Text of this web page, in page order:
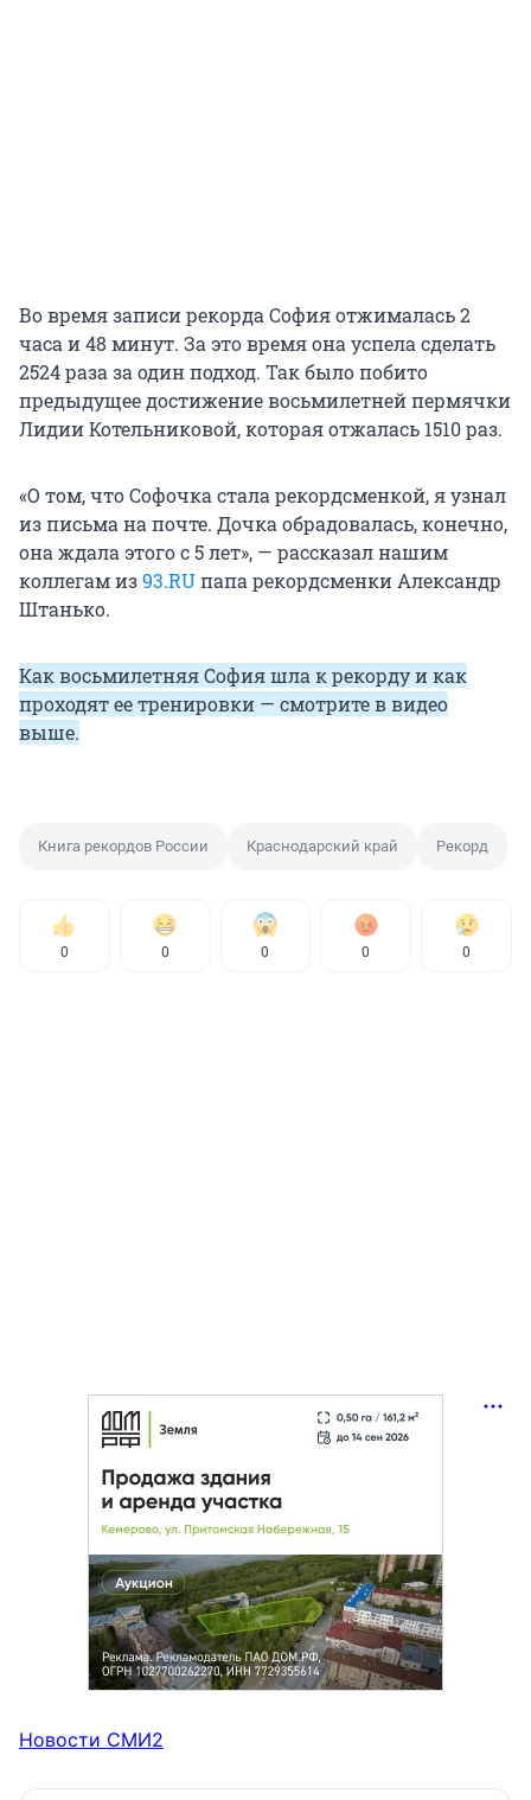
Во время записи рекорда София отжималась 2
часа и 48 минут. За это время она успела сделать
2524 раза за один подход. Так было побито
предыдущее достижение восьмилетней пермячки
Лидии Котельниковой, которая отжалась 1510 раз.
«О том, что Софочка стала рекордсменкой, я узнал
из письма на почте. Дочка обрадовалась, конечно,
она ждала этого с 5 лет», — рассказал нашим
коллегам из93.RUпапа рекордсменки Александр
Штанько.
Как восьмилетняя София шла к рекорду и как
проходят ее тренировки — смотрите в видео
выше.
Книга рекордов России Краснодарский край Рекорд
0 0 0 0 0
Новости СМИ2